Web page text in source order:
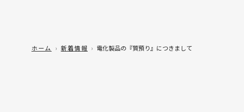
ホーム 新着情報 電化製品の『質預り』につきまして